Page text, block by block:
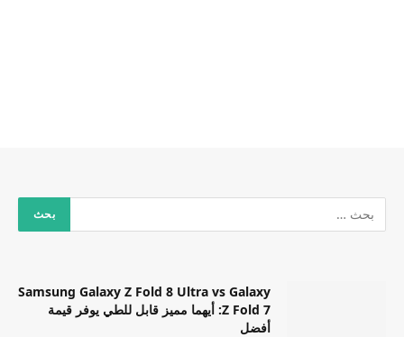
Samsung Galaxy Z Fold 8 Ultra vs Galaxy
Z Fold 7: أيهما مميز قابل للطي يوفر قيمة
أفضل